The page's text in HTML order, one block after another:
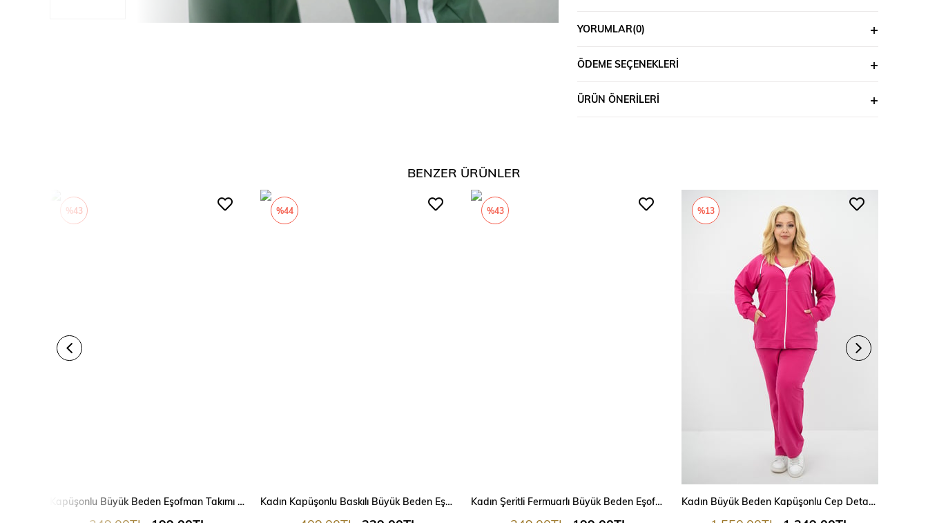
arası +/- 2cm fark olmaktadır.) Model Ölçüleri Boy: 1,80 Kilo: 90 Göğüs: 90
Kumaş İçeriği : %70 Pamuk %25 Polyester %5 Elastan Üst Boy : 69
YORUMLAR(0)
ÖDEME SEÇENEKLERI
ÜRÜN ÖNERILERI
BENZER ÜRÜNLER
Kapüşonlu Büyük Beden Eşofman Takımı 9379
%43
Kadın Kapüşonlu Baskılı Büyük Beden Eşofman Takımı 9466
%44
Kadın Şeritli Fermuarlı Büyük Beden Eşofman Takımı 6219
%43
Kadın Büyük Beden Kapüşonlu Cep Detaylı Eşofman Takımı 8139-25
%13